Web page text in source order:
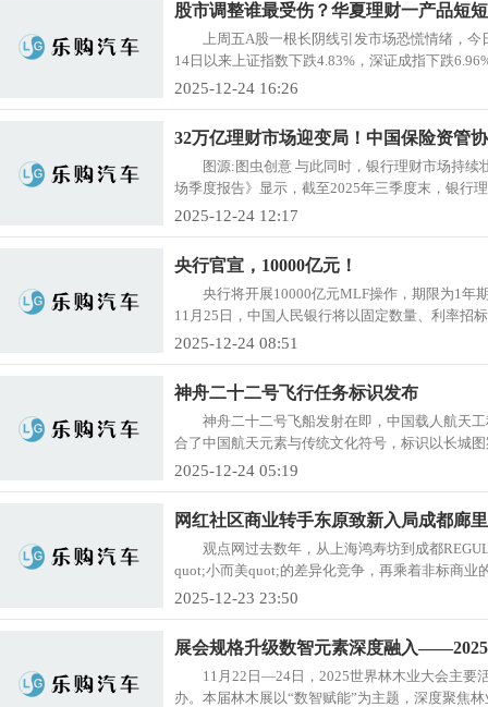
股市调整谁最受伤？华夏理财一产品短
上周五A股一根长阴线引发市场恐慌情绪，
14日以来上证指数下跌4.83%，深证成指下跌
2025-12-24 16:26
32万亿理财市场迎变局！中国保险资管
图源:图虫创意 与此同时，银行理财市场持
场季度报告》显示，截至2025年三季度末，银行
2025-12-24 12:17
央行官宣，10000亿元！
央行将开展10000亿元MLF操作，期限为1年
11月25日，中国人民银行将以固定数量、利率招
2025-12-24 08:51
神舟二十二号飞行任务标识发布
神舟二十二号飞船发射在即，中国载人航天
合了中国航天元素与传统文化符号，标识以长城
2025-12-24 05:19
网红社区商业转手东原致新入局成都廊里
观点网过去数年，从上海鸿寿坊到成都
quot;小而美quot;的差异化竞争，再乘着非标商业
2025-12-23 23:50
展会规格升级数智元素深度融入
11月22日—24日，2025世界林木业大会主
办。本届林木展以“数智赋能”为主题，深度聚焦